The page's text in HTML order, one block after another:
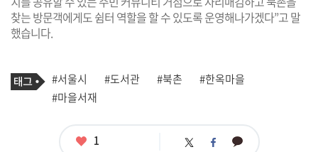
찾는 방문객에게도 쉼터 역할을 할 수 있도록 운영해나가겠다”고 말
했습니다.
기
사
관
련
태
그
#서울시 #도서관 #북촌
#한옥마을
#마을서재
좋1 트 페 카